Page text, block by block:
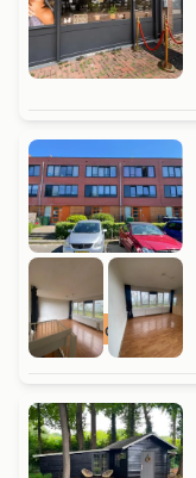
Meer op onze site